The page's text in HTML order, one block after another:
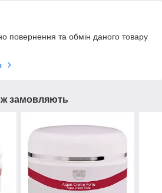
повернення та обмін даного товару
замовляють